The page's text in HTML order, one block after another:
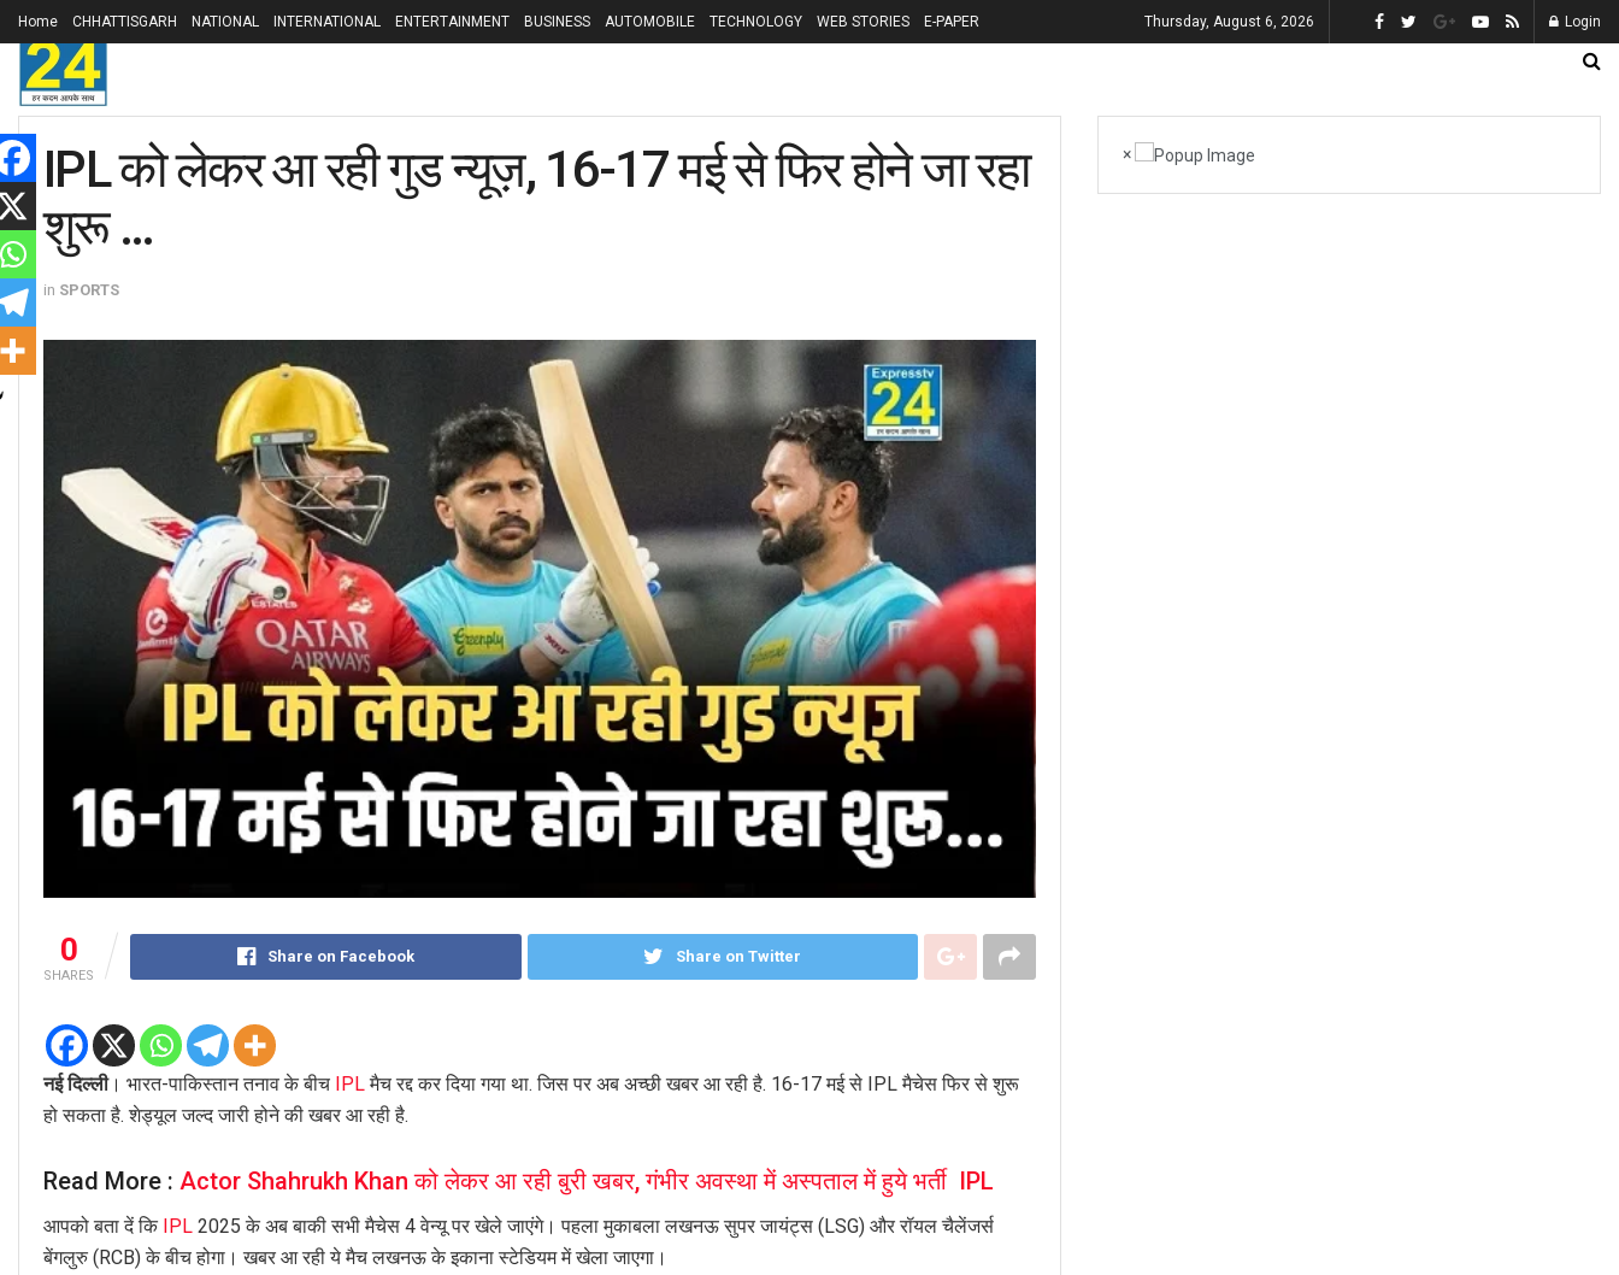
Home CHHATTISGARH NATIONAL INTERNATIONAL ENTERTAINMENT BUSINESS AUTOMOBILE TECHNOLOGY WEB STORIES E-PAPER Thursday, August 6, 2026 Login
IPL को लेकर आ रही गुड न्यूज़, 16-17 मई से फिर होने जा रहा
शुरू …
in SPORTS
0
SHARES
Share on Facebook Share on Twitter
नई दिल्ली। भारत-पाकिस्तान तनाव के बीच IPLमैच रद्द कर दिया गया था. जिस पर अब अच्छी खबर आ रही है. 16-17 मई से IPL मैचेस फिर से शुरू
हो सकता है. शेड्यूल जल्द जारी होने की खबर आ रही है.
Read More : Actor Shahrukh Khan को लेकर आ रही बुरी खबर, गंभीर अवस्था में अस्पताल में हुये भर्ती IPL
आपको बता दें कि IPL 2025 के अब बाकी सभी मैचेस 4 वेन्यू पर खेले जाएंगे। पहला मुकाबला लखनऊ सुपर जायंट्स (LSG) और रॉयल चैलेंजर्स
बेंगलुरु (RCB) के बीच होगा। खबर आ रही ये मैच लखनऊ के इकाना स्टेडियम में खेला जाएगा।
×